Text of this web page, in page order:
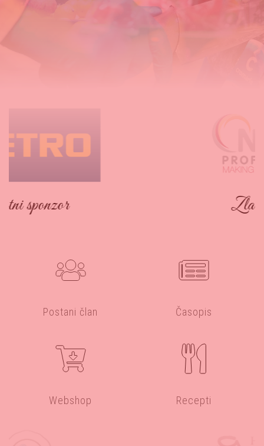
Postani član Časopis
Webshop Recepti